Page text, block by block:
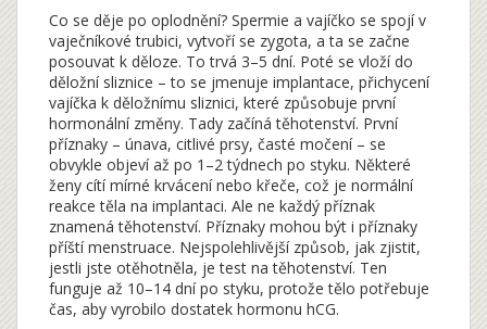
Co se děje po oplodnění? Spermie a vajíčko se spojí v
vaječníkové trubici, vytvoří se zygota, a ta se začne
posouvat k děloze. To trvá 3–5 dní. Poté se vloží do
děložní sliznice – to se jmenuje implantace, přichycení
vajíčka k děložnímu sliznici, které způsobuje první
hormonální změny. Tady začíná těhotenství. První
příznaky – únava, citlivé prsy, časté močení – se
obvykle objeví až po 1–2 týdnech po styku. Některé
ženy cítí mírné krvácení nebo křeče, což je normální
reakce těla na implantaci. Ale ne každý příznak
znamená těhotenství. Příznaky mohou být i příznaky
příští menstruace. Nejspolehlivější způsob, jak zjistit,
jestli jste otěhotněla, je test na těhotenství. Ten
funguje až 10–14 dní po styku, protože tělo potřebuje
čas, aby vyrobilo dostatek hormonu hCG.